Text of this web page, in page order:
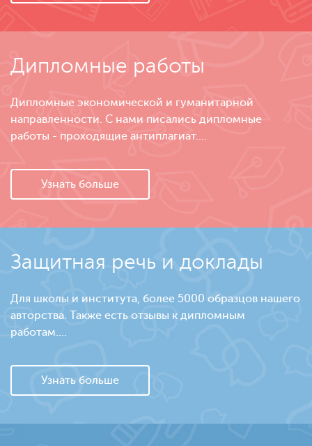
Дипломные работы
Дипломные экономической и гуманитарной
направленности. С нами писались дипломные
работы - проходящие антиплагиат....
Узнать больше
Защитная речь и доклады
Для школы и института, более 5000 образцов нашего
авторства. Также есть отзывы к дипломным
работам....
Узнать больше